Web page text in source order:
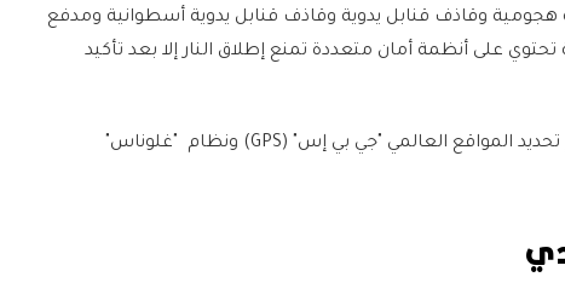
هجومية وقاذف قنابل يدوية وقاذف قنابل يدوية أسطوانية ومدفع
على أنظمة أمان متعددة تمنع إطلاق النار إلا بعد تأكيد
وأخيرا تستخدم طائرات "سونغار" نظام تحديد المواقع العالمي "جي بي إس" (GPS) ونظام "غلوناس"